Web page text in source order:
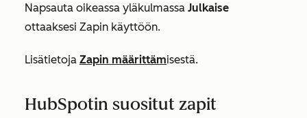
Napsauta oikeassa yläkulmassa Julkaise
ottaaksesi Zapin käyttöön.
Lisätietoja Zapin määrittämisestä.
HubSpotin suositut zapit